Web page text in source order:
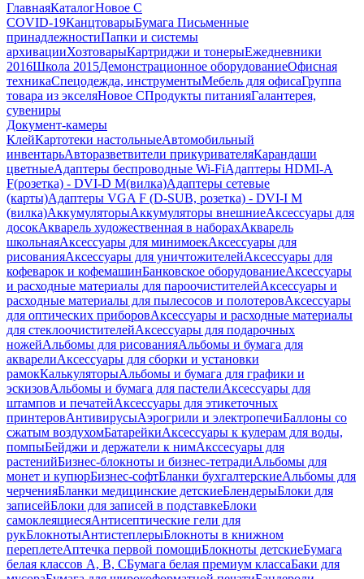
ГлавнаяКаталогНовое С
COVID-19КанцтоварыБумага Письменные
принадлежностиПапки и системы
архивацииХозтоварыКартриджи и тонерыЕжедневники
2016Школа 2015Демонстрационное оборудованиеОфисная
техникаСпецодежда, инструментыМебель для офисаГруппа
товара из экселяНовое СПродукты питанияГалантерея,
сувениры
Документ-камеры
КлейКартотеки настольныеАвтомобильный
инвентарьАвторазветвители прикуривателяКарандаши
цветныеАдаптеры беспроводные Wi-FiАдаптеры HDMI-A
F(розетка) - DVI-D M(вилка)Адаптеры сетевые
(карты)Адаптеры VGA F (D-SUB, розетка) - DVI-I M
(вилка)АккумуляторыАккумуляторы внешниеАксессуары для
досокАкварель художественная в наборахАкварель
школьнаяАксессуары для минимоекАксессуары для
рисованияАксессуары для уничтожителейАксессуары для
кофеварок и кофемашинБанковское оборудованиеАксессуары
и расходные материалы для пароочистителейАксессуары и
расходные материалы для пылесосов и полотеровАксессуары
для оптических приборовАксессуары и расходные материалы
для стеклоочистителейАксессуары для подарочных
ножейАльбомы для рисованияАльбомы и бумага для
акварелиАксессуары для сборки и установки
рамокКалькуляторыАльбомы и бумага для графики и
эскизовАльбомы и бумага для пастелиАксессуары для
штампов и печатейАксессуары для этикеточных
принтеровАнтивирусыАэрогрили и электропечиБаллоны со
сжатым воздухомБатарейкиАксессуары к кулерам для воды,
помпыБейджи и держатели к нимАкссесуары для
растенийБизнес-блокноты и бизнес-тетрадиАльбомы для
монет и купюрБизнес-софтБланки бухгалтерскиеАльбомы для
черченияБланки медицинские детскиеБлендерыБлоки для
записейБлоки для записей в подставкеБлоки
самоклеящиесяАнтисептические гели для
рукБлокнотыАнтистеплерыБлокноты в книжном
переплетеАптечка первой помощиБлокноты детскиеБумага
белая классов А, В, СБумага белая премиум классаБаки для